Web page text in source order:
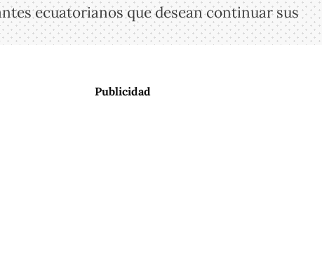
ecuatorianos que desean continuar sus
Publicidad